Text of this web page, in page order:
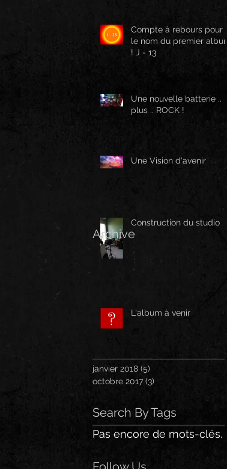
Compte à rebours pour
le nom du premier album
! J - 13
Une nouvelle batterie ..
plus .. ROCK !
Une Vision d'avenir
Construction du studio
L'album à venir
Archive
janvier 2018 (5)
octobre 2017 (3)
Search By Tags
Pas encore de mots-clés.